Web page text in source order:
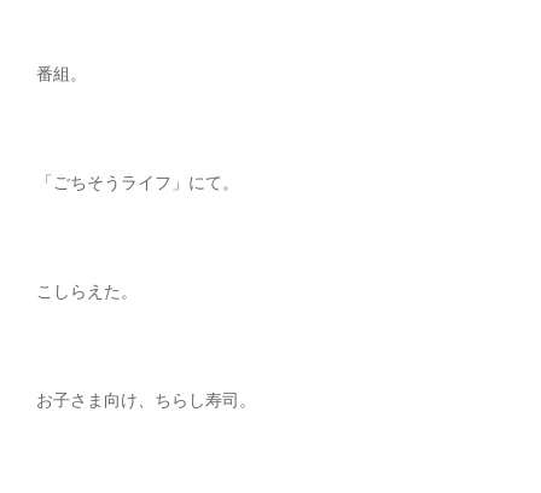
番組。
「ごちそうライフ」にて。
こしらえた。
お子さま向け、ちらし寿司。